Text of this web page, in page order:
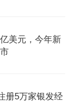
美元，今年新
册5万家银发经